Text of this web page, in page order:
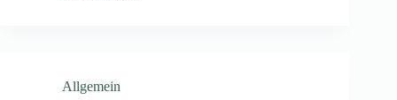
Allgemein